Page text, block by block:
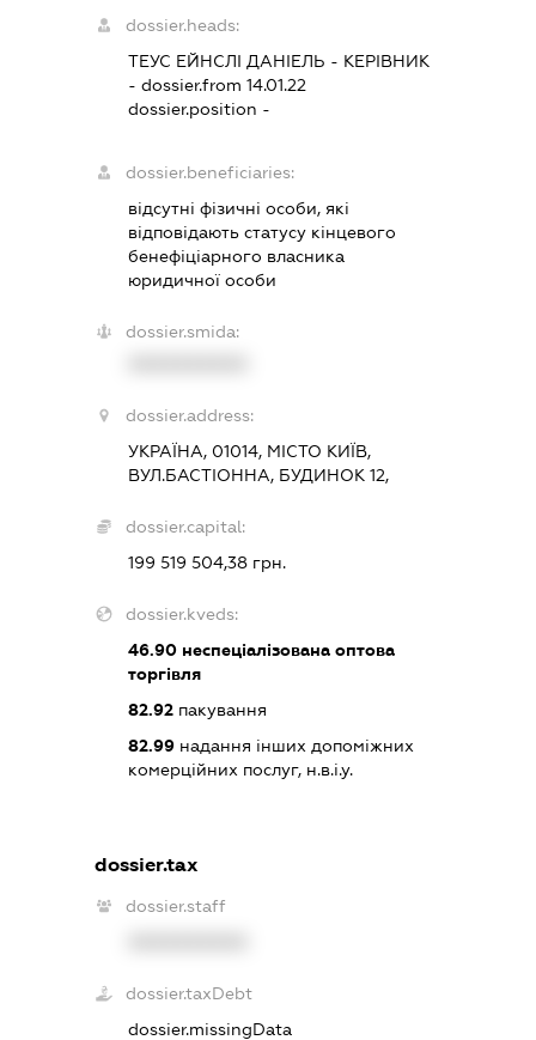
dossier.heads:
ТЕУС ЕЙНСЛІ ДАНІЕЛЬ - КЕРІВНИК
- dossier.from 14.01.22
dossier.position -
dossier.beneficiaries:
відсутні фізичні особи, які
відповідають статусу кінцевого
бенефіціарного власника
юридичної особи
dossier.smida:
dossier.address:
УКРАЇНА, 01014, МІСТО КИЇВ,
ВУЛ.БАСТІОННА, БУДИНОК 12,
dossier.capital:
199 519 504,38 грн.
dossier.kveds:
46.90 неспеціалізована оптова
торгівля
82.92 пакування
82.99 надання інших допоміжних
комерційних послуг, н.в.і.у.
dossier.tax
dossier.staff
dossier.taxDebt
dossier.missingData